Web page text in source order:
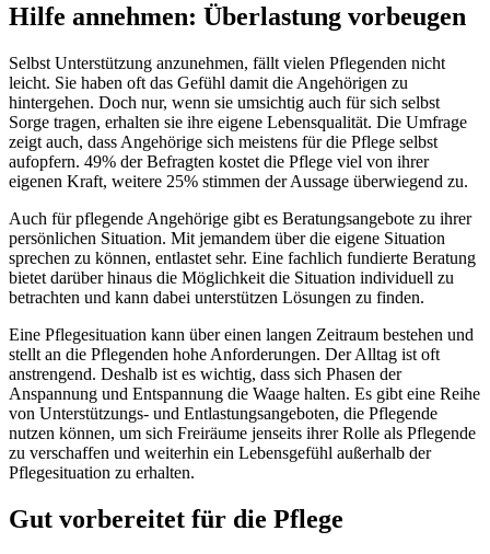
Hilfe annehmen: Überlastung vorbeugen
Selbst Unterstützung anzunehmen, fällt vielen Pflegenden nicht
leicht. Sie haben oft das Gefühl damit die Angehörigen zu
hintergehen. Doch nur, wenn sie umsichtig auch für sich selbst
Sorge tragen, erhalten sie ihre eigene Lebensqualität. Die Umfrage
zeigt auch, dass Angehörige sich meistens für die Pflege selbst
aufopfern. 49% der Befragten kostet die Pflege viel von ihrer
eigenen Kraft, weitere 25% stimmen der Aussage überwiegend zu.
Auch für pflegende Angehörige gibt es Beratungsangebote zu ihrer
persönlichen Situation. Mit jemandem über die eigene Situation
sprechen zu können, entlastet sehr. Eine fachlich fundierte Beratung
bietet darüber hinaus die Möglichkeit die Situation individuell zu
betrachten und kann dabei unterstützen Lösungen zu finden.
Eine Pflegesituation kann über einen langen Zeitraum bestehen und
stellt an die Pflegenden hohe Anforderungen. Der Alltag ist oft
anstrengend. Deshalb ist es wichtig, dass sich Phasen der
Anspannung und Entspannung die Waage halten. Es gibt eine Reihe
von Unterstützungs- und Entlastungsangeboten, die Pflegende
nutzen können, um sich Freiräume jenseits ihrer Rolle als Pflegende
zu verschaffen und weiterhin ein Lebensgefühl außerhalb der
Pflegesituation zu erhalten.
Gut vorbereitet für die Pflege